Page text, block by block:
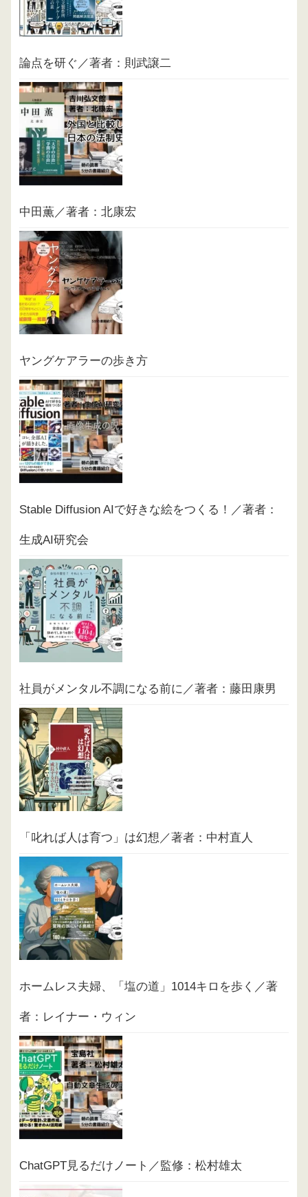
論点を研ぐ／著者：則武譲二
中田薫／著者：北康宏
ヤングケアラーの歩き方
Stable Diffusion AIで好きな絵をつくる！／著者：
生成AI研究会
社員がメンタル不調になる前に／著者：藤田康男
「叱れば人は育つ」は幻想／著者：中村直人
ホームレス夫婦、「塩の道」1014キロを歩く／著
者：レイナー・ウィン
ChatGPT見るだけノート／監修：松村雄太